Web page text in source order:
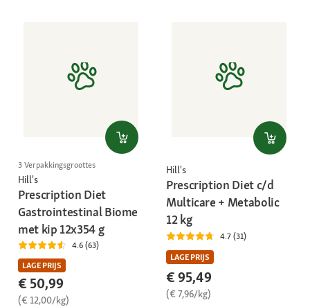
3 Verpakkingsgroottes
Hill's
Prescription Diet
Gastrointestinal Biome
met kip 12x354 g
4.6 (63)
LAGE PRIJS
€ 50,99
(€ 12,00/kg)
Hill's
Prescription Diet c/d
Multicare + Metabolic
12 kg
4.7 (31)
LAGE PRIJS
€ 95,49
(€ 7,96/kg)